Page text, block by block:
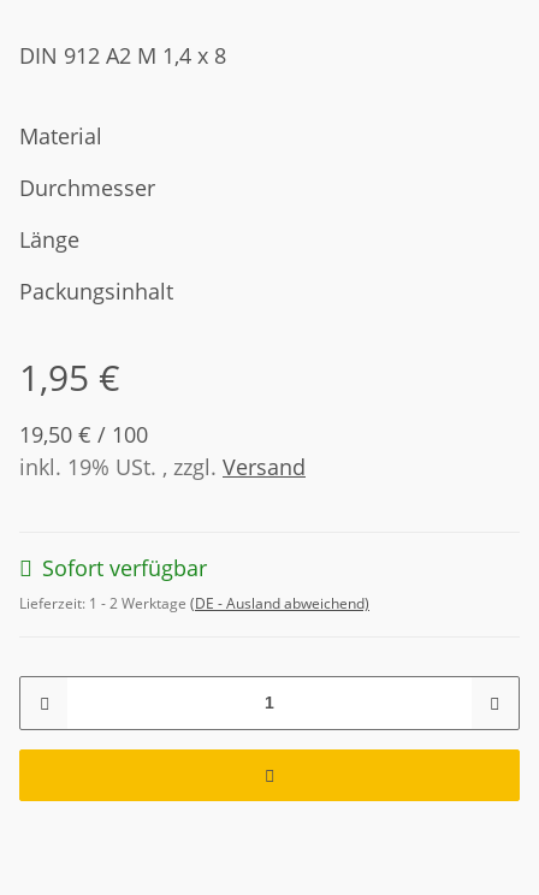
DIN 912 A2 M 1,4 x 8
Material
Durchmesser
Länge
Packungsinhalt
1,95 €
19,50 € / 100
inkl. 19% USt. , zzgl. Versand
Sofort verfügbar
Lieferzeit: 1 - 2 Werktage (DE - Ausland abweichend)